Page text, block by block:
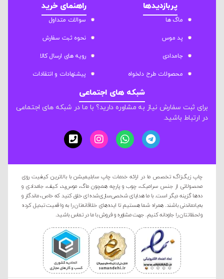
پربازدیدها
ماگ ها
پد موس
جامدادی
محصولات طرح دلخواه
راهنمای خرید
سوالات متداول
نحوه ثبت سفارش
رویه های ارسال کالا
پیشنهادات و انتقادات
شبکه های اجتماعی
برای ثبت سفارش نیاز به مشاوره دارید؟ با ما در شبکه های اجتماعی
در ارتباط باشید.
چاپ زیگ‌زاگ؛ تخصص ما در ارائه خدمات چاپ سابلیمیشن با بالاترین کیفیت روی
محصولاتی از جنس سرامیک، چوب و پارچه همچون ماگ، موس‌پد، کیف، جامدادی و
ده‌ها گزینه دیگر است. با ما هدایای شخصی‌سازی‌شده‌ای خلق کنید که خاص، ماندگار و
به‌یادماندنی باشند. همراه شما هستیم تا ایده‌های خلاقانه‌تان را به واقعیت تبدیل کرده
و لحظاتتان را جاودانه کنیم. جهت مشاوره و فروش با ما در تماس باشید.